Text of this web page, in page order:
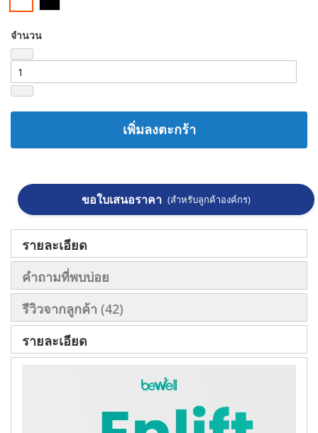
จำนวน
เพิ่มลงตะกร้า
ขอใบเสนอราคา (สำหรับลูกค้าองค์กร)
รายละเอียด
คำถามที่พบบ่อย
รีวิวจากลูกค้า 42
รายละเอียด